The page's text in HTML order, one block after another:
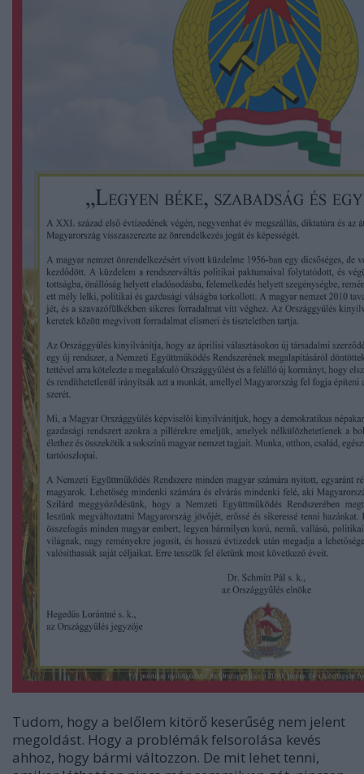
Tudom, hogy a belőlem kitörő keserűség nem jelent
megoldást. Hogy a problémák felsorolása kevés
ahhoz, hogy bármi változzon. De mit lehet tenni,